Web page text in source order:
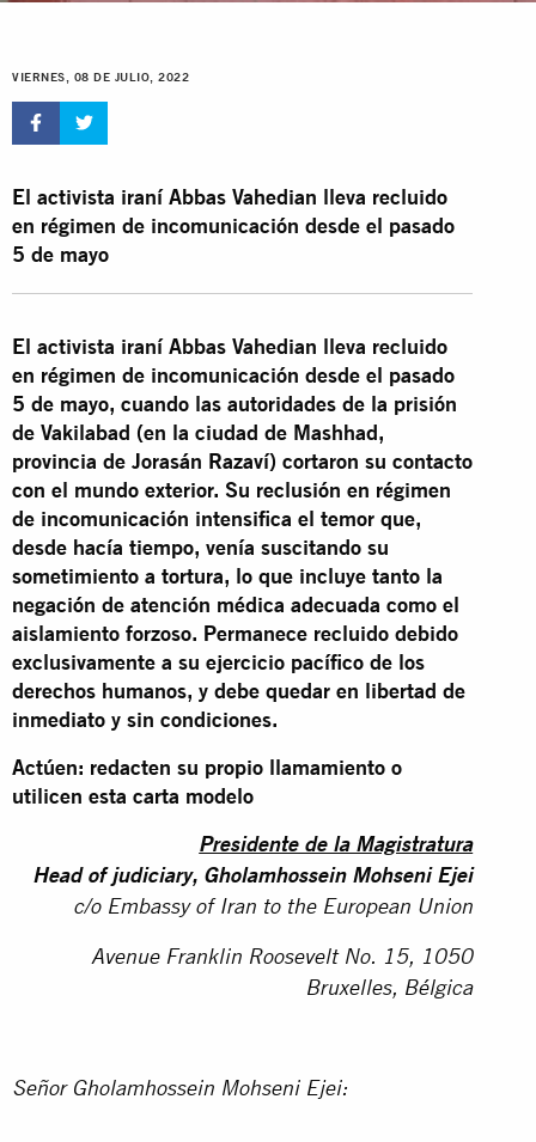
VIERNES, 08 DE JULIO, 2022
El activista iraní Abbas Vahedian lleva recluido
en régimen de incomunicación desde el pasado
5 de mayo
El activista iraní Abbas Vahedian lleva recluido
en régimen de incomunicación desde el pasado
5 de mayo, cuando las autoridades de la prisión
de Vakilabad (en la ciudad de Mashhad,
provincia de Jorasán Razaví) cortaron su contacto
con el mundo exterior. Su reclusión en régimen
de incomunicación intensifica el temor que,
desde hacía tiempo, venía suscitando su
sometimiento a tortura, lo que incluye tanto la
negación de atención médica adecuada como el
aislamiento forzoso. Permanece recluido debido
exclusivamente a su ejercicio pacífico de los
derechos humanos, y debe quedar en libertad de
inmediato y sin condiciones.
Actúen: redacten su propio llamamiento o
utilicen esta carta modelo
Presidente de la Magistratura
Head of judiciary, Gholamhossein Mohseni Ejei
c/o Embassy of Iran to the European Union
Avenue Franklin Roosevelt No. 15, 1050
Bruxelles, Bélgica
Señor Gholamhossein Mohseni Ejei: